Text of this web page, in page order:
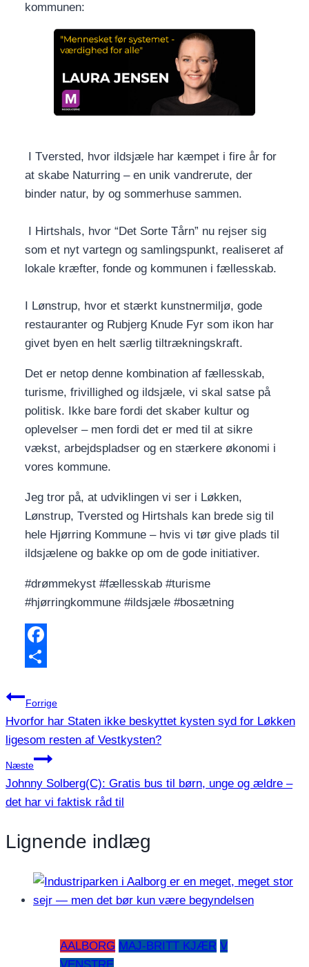
kommunen:
I Tversted, hvor ildsjæle har kæmpet i fire år for
at skabe Naturring – en unik vandrerute, der
binder natur, by og sommerhuse sammen.
I Hirtshals, hvor “Det Sorte Tårn” nu rejser sig
som et nyt vartegn og samlingspunkt, realiseret af
lokale kræfter, fonde og kommunen i fællesskab.
I Lønstrup, hvor et stærkt kunstnermiljø, gode
restauranter og Rubjerg Knude Fyr som ikon har
givet byen en helt særlig tiltrækningskraft.
Det er netop denne kombination af fællesskab,
turisme, frivillighed og ildsjæle, vi skal satse på
politisk. Ikke bare fordi det skaber kultur og
oplevelser – men fordi det er med til at sikre
vækst, arbejdspladser og en stærkere økonomi i
vores kommune.
Jeg tror på, at udviklingen vi ser i Løkken,
Lønstrup, Tversted og Hirtshals kan brede sig til
hele Hjørring Kommune – hvis vi tør give plads til
ildsjælene og bakke op om de gode initiativer.
#drømmekyst #fællesskab #turisme
#hjørringkommune #ildsjæle #bosætning
Facebook
Indlægsnavigation
Forrige
Hvorfor har Staten ikke beskyttet kysten syd for Løkken
ligesom resten af Vestkysten?
Næste
Johnny Solberg(C): Gratis bus til børn, unge og ældre –
det har vi faktisk råd til
Lignende indlæg
AALBORG MAJ-BRITT KJÆR V